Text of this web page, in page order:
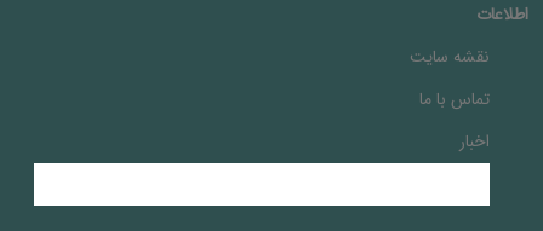
اطلاعات
نقشه سایت
تماس با ما
اخبار